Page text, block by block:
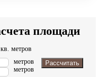
площади
кв. метров
метров
метров
Рассчитать